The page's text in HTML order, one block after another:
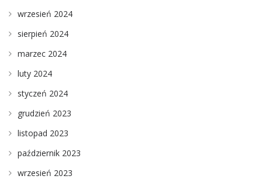
wrzesień 2024
sierpień 2024
marzec 2024
luty 2024
styczeń 2024
grudzień 2023
listopad 2023
październik 2023
wrzesień 2023